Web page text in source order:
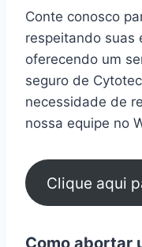
Conte conosco
respeitando suas
oferecendo um
seguro de
necessidade de
nossa equipe no
Clique aqui